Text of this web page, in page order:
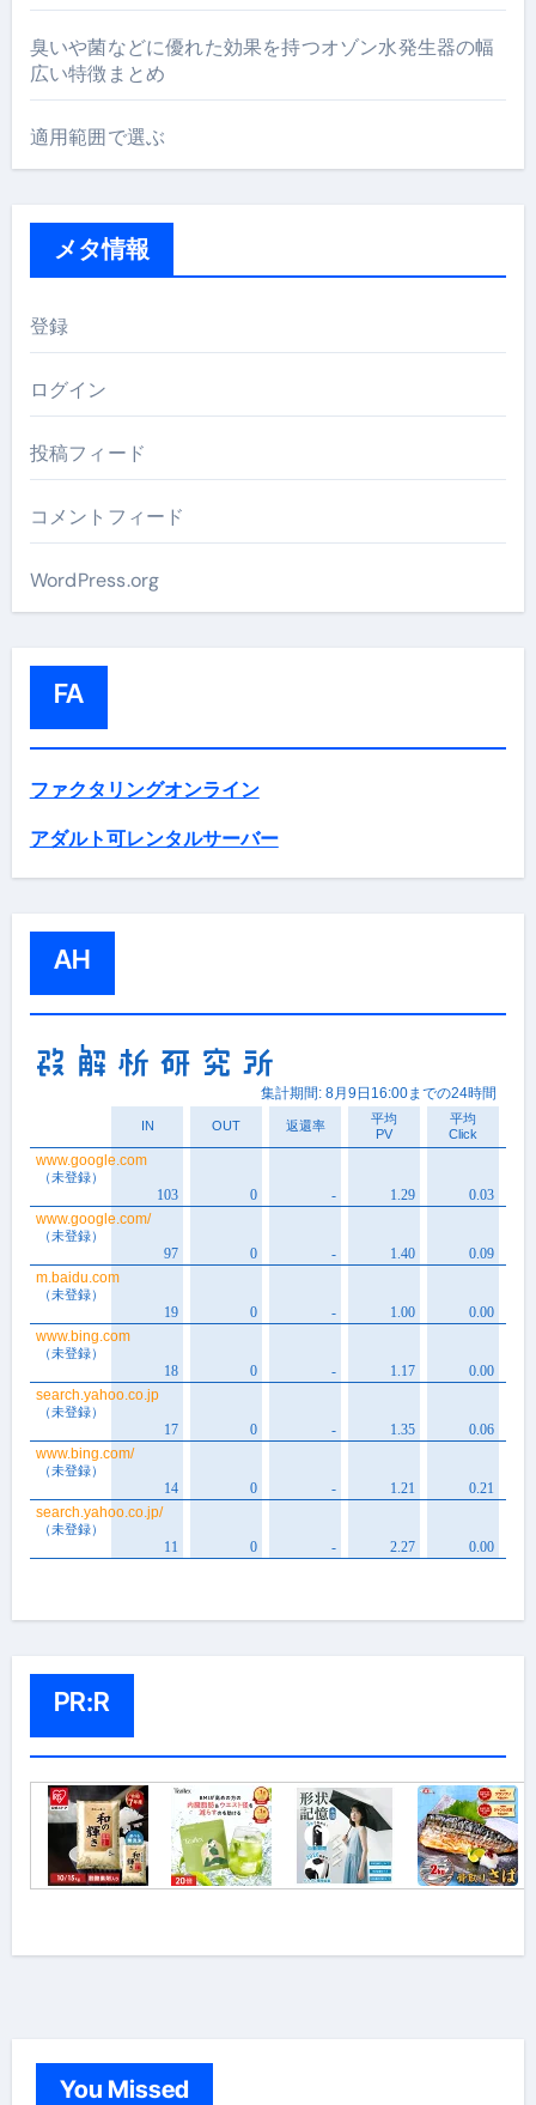
臭いや菌などに優れた効果を持つオゾン水発生器の幅
広い特徴まとめ
適用範囲で選ぶ
メタ情報
登録
ログイン
投稿フィード
コメントフィード
WordPress.org
FA
ファクタリングオンライン
アダルト可レンタルサーバー
AH
PR:R
You Missed